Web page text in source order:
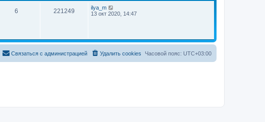
6 221249
ilya_m
13 окт 2020, 14:47
Часовой пояс: UTC+03:00
Удалить cookies
Связаться с администрацией